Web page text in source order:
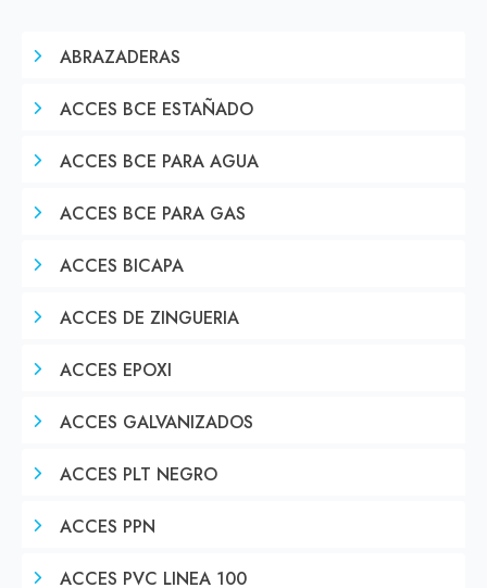
ABRAZADERAS
ACCES BCE ESTAÑADO
ACCES BCE PARA AGUA
ACCES BCE PARA GAS
ACCES BICAPA
ACCES DE ZINGUERIA
ACCES EPOXI
ACCES GALVANIZADOS
ACCES PLT NEGRO
ACCES PPN
ACCES PVC LINEA 100